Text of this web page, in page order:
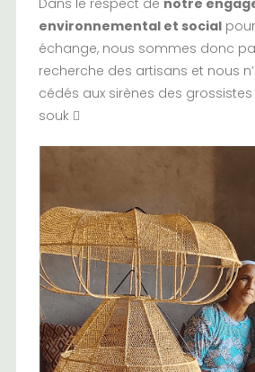
environnemental et social
échange, nous sommes donc
recherche des artisans et nous
cédés aux sirènes des
souk 